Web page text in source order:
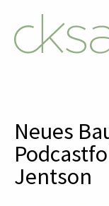
Neues
Jentson